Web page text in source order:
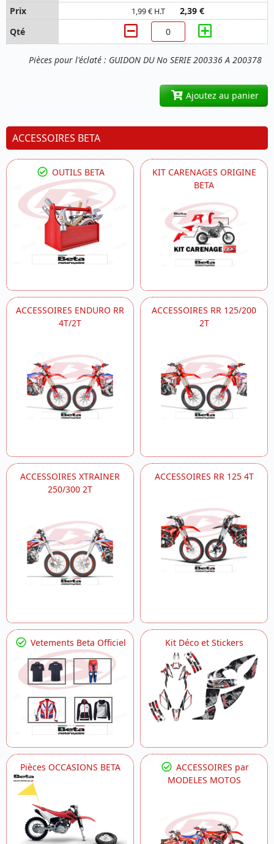
Pièces pour l'éclaté : GUIDON DU No SERIE 200336 A 200378
1,99 € H.T 2,39 €
Ajoutez au panier
ACCESSOIRES BETA
OUTILS BETA
KIT CARENAGES ORIGINE
BETA
ACCESSOIRES ENDURO RR
4T/2T
ACCESSOIRES RR 125/200
2T
ACCESSOIRES XTRAINER
250/300 2T
ACCESSOIRES RR 125 4T
Vetements Beta Officiel Kit Déco et Stickers
Pièces OCCASIONS BETA
ACCESSOIRES par
MODELES MOTOS